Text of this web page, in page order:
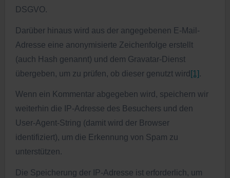
DSGVO.
Darüber hinaus wird aus der angegebenen E-Mail-
Adresse eine anonymisierte Zeichenfolge erstellt
(auch Hash genannt) und dem Gravatar-Dienst
übergeben, um zu prüfen, ob dieser genutzt wird [1] .
Wenn ein Kommentar abgegeben wird, speichern wir
weiterhin die IP-Adresse des Besuchers und den
User-Agent-String (damit wird der Browser
identifiziert), um die Erkennung von Spam zu
unterstützen.
Die Speicherung der IP-Adresse ist erforderlich, um